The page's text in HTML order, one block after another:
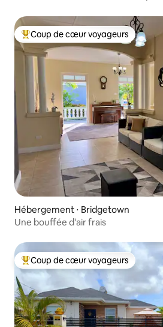
Coups de cœur voyageurs les plus
Coup de cœur voyageurs
Hébergement ⋅ Bridgetown
Une bouffée d'air frais
Coups de cœur voyageurs les plus
Coup de cœur voyageurs